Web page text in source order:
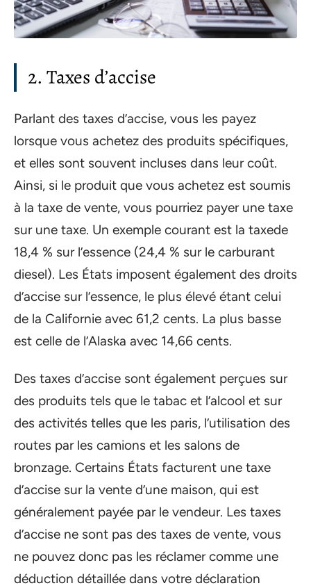
2. Taxes d’accise
Parlant des taxes d’accise, vous les payez
lorsque vous achetez des produits spécifiques,
et elles sont souvent incluses dans leur coût.
Ainsi, si le produit que vous achetez est soumis
à la taxe de vente, vous pourriez payer une taxe
sur une taxe. Un exemple courant est la taxede
18,4 % sur l’essence (24,4 % sur le carburant
diesel). Les États imposent également des droits
d’accise sur l’essence, le plus élevé étant celui
de la Californie avec 61,2 cents. La plus basse
est celle de l’Alaska avec 14,66 cents.
Des taxes d’accise sont également perçues sur
des produits tels que le tabac et l’alcool et sur
des activités telles que les paris, l’utilisation des
routes par les camions et les salons de
bronzage. Certains États facturent une taxe
d’accise sur la vente d’une maison, qui est
généralement payée par le vendeur. Les taxes
d’accise ne sont pas des taxes de vente, vous
ne pouvez donc pas les réclamer comme une
déduction détaillée dans votre déclaration